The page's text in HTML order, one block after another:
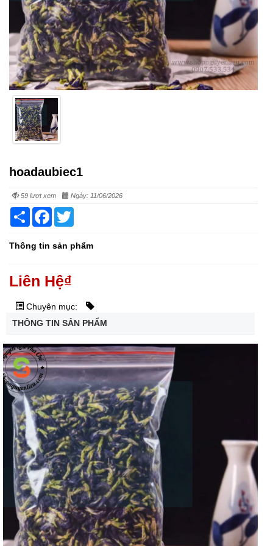
hoadaubiec1
59 lượt xem Ngày: 11/06/2026
Share Facebook
Thông tin sản phẩm
Liên Hệ₫
Chuyên mục:
THÔNG TIN SẢN PHẨM